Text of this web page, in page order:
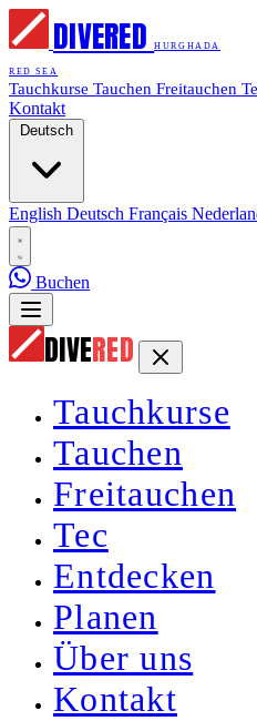
DIVERED HURGHADA
RED SEA
Tauchkurse Tauchen Freitauchen
Kontakt
Deutsch
English Deutsch Français
Buchen
DIVERED
Tauchkurse
Tauchen
Freitauchen
Tec
Entdecken
Planen
Über uns
Kontakt